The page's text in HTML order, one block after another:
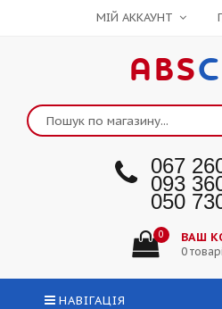
МІЙ АККАУНТ
ABS
067
093
050
0 ВАШ
0
НАВІГАЦІЯ